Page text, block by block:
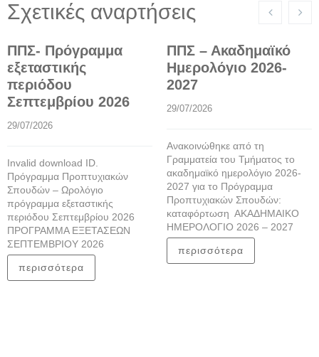
Σχετικές αναρτήσεις
ΠΠΣ- Πρόγραμμα
εξεταστικής
περιόδου
Σεπτεμβρίου 2026
29/07/2026
Invalid download ID.
Πρόγραμμα Προπτυχιακών
Σπουδών – Ωρολόγιο
πρόγραμμα εξεταστικής
περιόδου Σεπτεμβρίου 2026
ΠΡΟΓΡΑΜΜΑ ΕΞΕΤΑΣΕΩΝ
ΣΕΠΤΕΜΒΡΙΟΥ 2026
περισσότερα
ΠΠΣ – Ακαδημαϊκό
Ημερολόγιο 2026-
2027
29/07/2026
Ανακοινώθηκε από τη
Γραμματεία του Τμήματος το
ακαδημαϊκό ημερολόγιο 2026-
2027 για το Πρόγραμμα
Προπτυχιακών Σπουδών:
καταφόρτωση ΑΚΑΔΗΜΑΙΚΟ
ΗΜΕΡΟΛΟΓΙΟ 2026 – 2027
περισσότερα